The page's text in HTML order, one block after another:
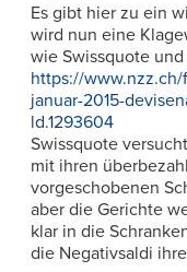
Es gibt hier zu ein
wird nun eine
wie Swissquote
https://
januar-2015-
ld.1293604
Swissquote
mit ihren
vorgeschobenen
aber die Gerichte
klar in die
die Negativsaldi